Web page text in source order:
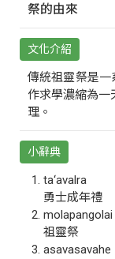
祭的由來
文化介紹
傳統祖靈祭是
作求學濃縮為一
理。
小辭典
ta‘avalra
勇士成年禮
molapangolai
祖靈祭
asavasavahe